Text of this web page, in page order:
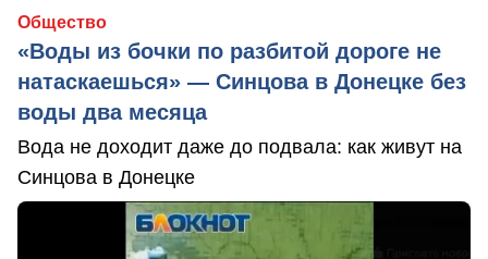
Общество
«Воды из бочки по разбитой дороге не
натаскаешься» — Синцова в Донецке без
воды два месяца
Вода не доходит даже до подвала: как живут на
Синцова в Донецке